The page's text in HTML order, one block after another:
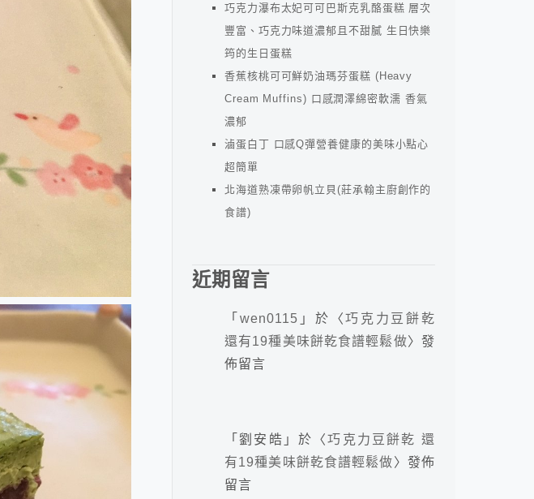
巧克力瀑布太妃可可巴斯克乳酪蛋糕 層次
豐富、巧克力味道濃郁且不甜膩 生日快樂
筠的生日蛋糕
香蕉核桃可可鮮奶油瑪芬蛋糕 (Heavy
Cream Muffins) 口感潤澤綿密軟濡 香氣
濃郁
滷蛋白丁 口感Q彈營養健康的美味小點心
超簡單
北海道熟凍帶卵帆立貝(莊承翰主廚創作的
食譜)
近期留言
「 wen0115 」於〈巧克力豆餅乾
還有19種美味餅乾食譜輕鬆做〉發
佈留言
「劉安皓 」於〈巧克力豆餅乾 還
有19種美味餅乾食譜輕鬆做〉發佈
留言